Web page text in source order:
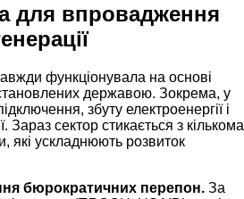
для впровадження
функціонувала на основі
державою. Зокрема, у
збуту електроенергії і
Зараз сектор стикається з кількома
ускладнюють розвиток
бюрократичних перепон. За